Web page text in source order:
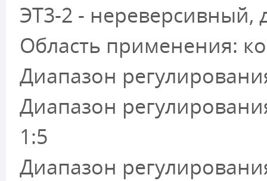
ЭТ3-2 - нереверсивный,
Область применения:
Диапазон
Диапазон
1:5
Диапазон